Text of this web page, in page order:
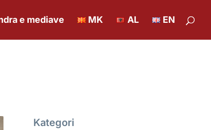
e mediave MK AL EN
Kategori